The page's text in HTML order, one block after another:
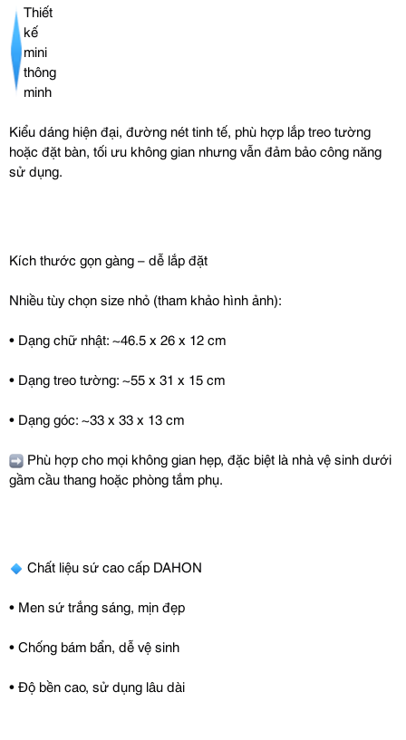
Thiết
kế
mini
thông
minh
Kiểu dáng hiện đại, đường nét tinh tế, phù hợp lắp treo tường
hoặc đặt bàn, tối ưu không gian nhưng vẫn đảm bảo công năng
sử dụng.
Kích thước gọn gàng – dễ lắp đặt
Nhiều tùy chọn size nhỏ (tham khảo hình ảnh):
• Dạng chữ nhật: ~46.5 x 26 x 12 cm
• Dạng treo tường: ~55 x 31 x 15 cm
• Dạng góc: ~33 x 33 x 13 cm
Phù hợp cho mọi không gian hẹp, đặc biệt là nhà vệ sinh dưới
gầm cầu thang hoặc phòng tắm phụ.
Chất liệu sứ cao cấp DAHON
• Men sứ trắng sáng, mịn đẹp
• Chống bám bẩn, dễ vệ sinh
• Độ bền cao, sử dụng lâu dài